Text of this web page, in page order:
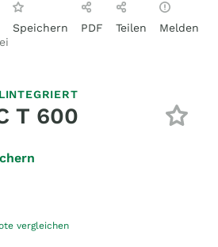
Speichern PDF Teilen Melden
T 600
vergleichen